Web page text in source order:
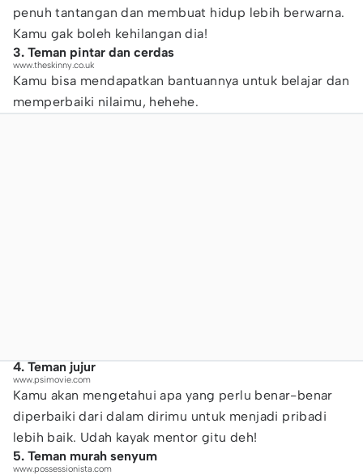
penuh tantangan dan membuat hidup lebih berwarna.
Kamu gak boleh kehilangan dia!
3. Teman pintar dan cerdas
www.theskinny.co.uk
Kamu bisa mendapatkan bantuannya untuk belajar dan
memperbaiki nilaimu, hehehe.
4. Teman jujur
www.psimovie.com
Kamu akan mengetahui apa yang perlu benar-benar
diperbaiki dari dalam dirimu untuk menjadi pribadi
lebih baik. Udah kayak mentor gitu deh!
5. Teman murah senyum
www.possessionista.com